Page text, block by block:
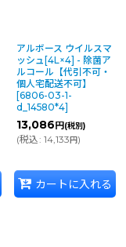
アルボース ウイルスマ
ッシュ[4L×4] - 除菌ア
ルコール【代引不可・
個人宅配送不可】
[6806-03-1-
d_14580*4]
13,086 円 (税別)
(税込: 14,133円)
カートに入れる